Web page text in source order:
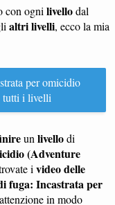
con ogni livellodal
altri livelli, ecco la mia
per omicidio
tutti i livelli
un livellodi
(Adventure
i video delle
fuga: Incastrata per
in modo